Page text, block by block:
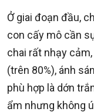
Ở giai đoạn đầu,
con cấy mô cần
chai rất nhạy
(trên 80%), ánh
phù hợp là dớn
ẩm nhưng không